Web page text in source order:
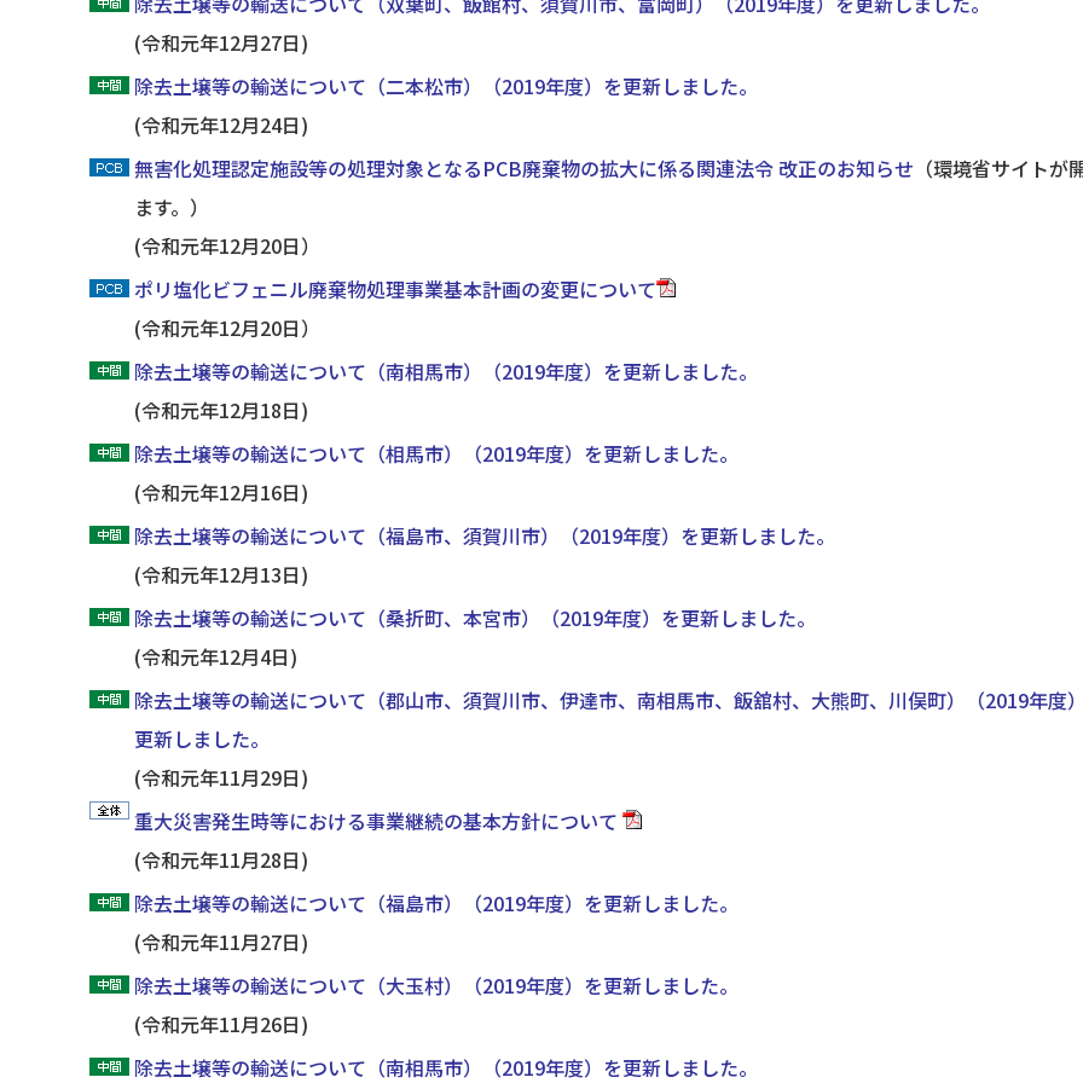
(令和元年12月27日)
除去土壌等の輸送について（二本松市）（2019年度）を更新しました。
(令和元年12月24日)
無害化処理認定施設等の処理対象となるPCB廃棄物の拡大に係る関連法令 改正のお知らせ （環境省サイトが
ます。）
(令和元年12月20日）
ポリ塩化ビフェニル廃棄物処理事業基本計画の変更について
(令和元年12月20日）
除去土壌等の輸送について（南相馬市）（2019年度）を更新しました。
(令和元年12月18日)
除去土壌等の輸送について（相馬市）（2019年度）を更新しました。
(令和元年12月16日)
除去土壌等の輸送について（福島市、須賀川市）（2019年度）を更新しました。
(令和元年12月13日)
除去土壌等の輸送について（桑折町、本宮市）（2019年度）を更新しました。
(令和元年12月4日)
除去土壌等の輸送について（郡山市、須賀川市、伊達市、南相馬市、飯舘村、大熊町、川俣町）（2019年度
更新しました。
(令和元年11月29日)
重大災害発生時等における事業継続の基本方針について
(令和元年11月28日)
除去土壌等の輸送について（福島市）（2019年度）を更新しました。
(令和元年11月27日)
除去土壌等の輸送について（大玉村）（2019年度）を更新しました。
(令和元年11月26日)
除去土壌等の輸送について（南相馬市）（2019年度）を更新しました。